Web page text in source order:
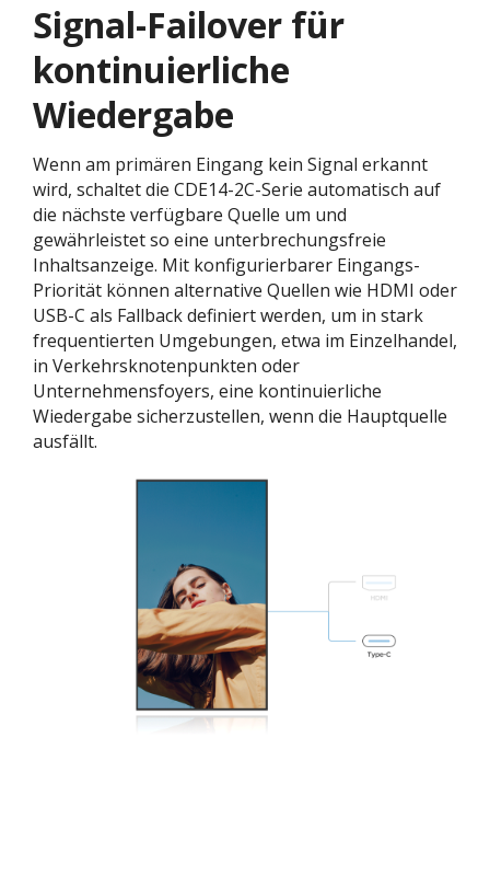
Signal-Failover für
kontinuierliche
Wiedergabe
Wenn am primären Eingang kein Signal erkannt
wird, schaltet die CDE14-2C-Serie automatisch auf
die nächste verfügbare Quelle um und
gewährleistet so eine unterbrechungsfreie
Inhaltsanzeige. Mit konfigurierbarer Eingangs-
Priorität können alternative Quellen wie HDMI oder
USB-C als Fallback definiert werden, um in stark
frequentierten Umgebungen, etwa im Einzelhandel,
in Verkehrsknotenpunkten oder
Unternehmensfoyers, eine kontinuierliche
Wiedergabe sicherzustellen, wenn die Hauptquelle
ausfällt.